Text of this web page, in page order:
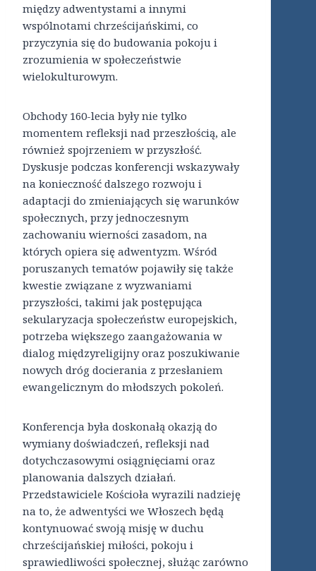
między adwentystami a innymi
wspólnotami chrześcijańskimi, co
przyczynia się do budowania pokoju i
zrozumienia w społeczeństwie
wielokulturowym.
Obchody 160-lecia były nie tylko
momentem refleksji nad przeszłością, ale
również spojrzeniem w przyszłość.
Dyskusje podczas konferencji wskazywały
na konieczność dalszego rozwoju i
adaptacji do zmieniających się warunków
społecznych, przy jednoczesnym
zachowaniu wierności zasadom, na
których opiera się adwentyzm. Wśród
poruszanych tematów pojawiły się także
kwestie związane z wyzwaniami
przyszłości, takimi jak postępująca
sekularyzacja społeczeństw europejskich,
potrzeba większego zaangażowania w
dialog międzyreligijny oraz poszukiwanie
nowych dróg docierania z przesłaniem
ewangelicznym do młodszych pokoleń.
Konferencja była doskonałą okazją do
wymiany doświadczeń, refleksji nad
dotychczasowymi osiągnięciami oraz
planowania dalszych działań.
Przedstawiciele Kościoła wyrazili nadzieję
na to, że adwentyści we Włoszech będą
kontynuować swoją misję w duchu
chrześcijańskiej miłości, pokoju i
sprawiedliwości społecznej, służąc zarówno